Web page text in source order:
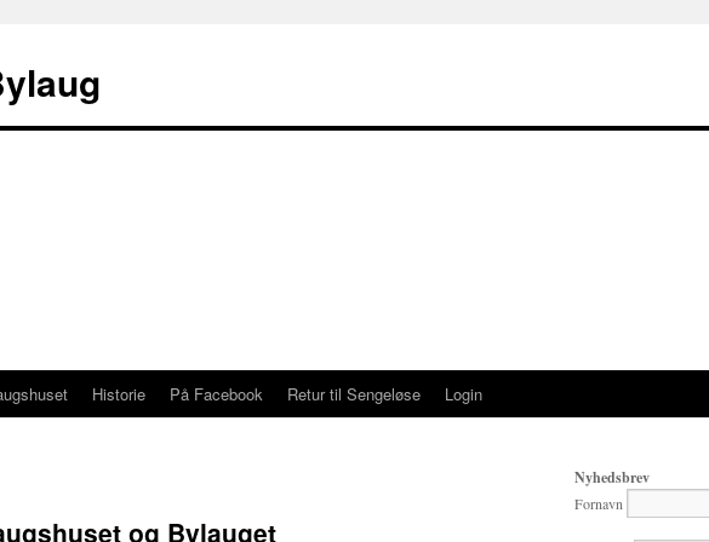
Historie På Facebook Retur til Sengeløse Login
og Bylauget
Nyhedsbrev
Fornavn